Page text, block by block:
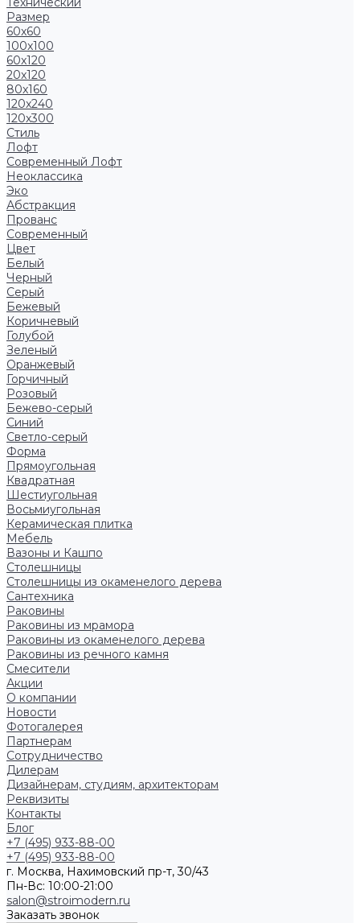
Размер
60x60
100x100
60x120
20x120
80x160
120x240
120x300
Стиль
Лофт
Современный Лофт
Неоклассика
Эко
Абстракция
Прованс
Современный
Цвет
Белый
Черный
Серый
Бежевый
Коричневый
Голубой
Зеленый
Оранжевый
Горчичный
Розовый
Бежево-серый
Синий
Светло-серый
Форма
Прямоугольная
Квадратная
Шестиугольная
Восьмиугольная
Керамическая плитка
Мебель
Вазоны и Кашпо
Столешницы
Столешницы из окаменелого дерева
Сантехника
Раковины
Раковины из мрамора
Раковины из окаменелого дерева
Раковины из речного камня
Смесители
Акции
О компании
Новости
Фотогалерея
Партнерам
Сотрудничество
Дилерам
Дизайнерам, студиям, архитекторам
Реквизиты
Контакты
Блог
+7 (495) 933-88-00
+7 (495) 933-88-00
г. Москва, Нахимовский пр-т, 30/43
Пн-Вс: 10:00-21:00
salon@stroimodern.ru
Заказать звонок